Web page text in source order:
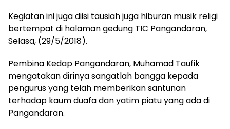
Kegiatan ini juga diisi tausiah juga hiburan musik religi
bertempat di halaman gedung TIC Pangandaran,
Selasa, (29/5/2018).
Pembina Kedap Pangandaran, Muhamad Taufik
mengatakan dirinya sangatlah bangga kepada
pengurus yang telah memberikan santunan
terhadap kaum duafa dan yatim piatu yang ada di
Pangandaran.